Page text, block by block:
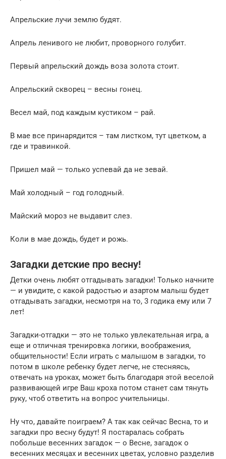
Апрельские лучи землю будят.
Апрель ленивого не любит, проворного голубит.
Первый апрельский дождь воза золота стоит.
Апрельский скворец – весны гонец.
Весел май, под каждым кустиком – рай.
В мае все принарядится – там листком, тут цветком, а
где и травинкой.
Пришел май — только успевай да не зевай.
Май холодный – год голодный.
Майский мороз не выдавит слез.
Коли в мае дождь, будет и рожь.
Загадки детские про весну!
Детки очень любят отгадывать загадки! Только начните
— и увидите, с какой радостью и азартом малыш будет
отгадывать загадки, несмотря на то, 3 годика ему или 7
лет!
Загадки-отгадки — это не только увлекательная игра, а
еще и отличная тренировка логики, воображения,
общительности! Если играть с малышом в загадки, то
потом в школе ребенку будет легче, не стесняясь,
отвечать на уроках, может быть благодаря этой веселой
развивающей игре Ваш кроха потом станет сам тянуть
руку, чтоб ответить на вопрос учительницы.
Ну что, давайте поиграем? А так как сейчас Весна, то и
загадки про весну будут! Я постаралась собрать
побольше весенних загадок — о Весне, загадок о
весенних месяцах и весенних цветах, условно разделив